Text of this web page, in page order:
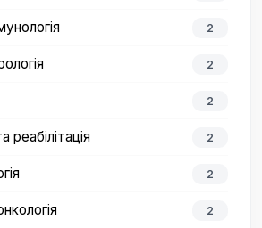
2
2
2
реабілітація 2
2
2